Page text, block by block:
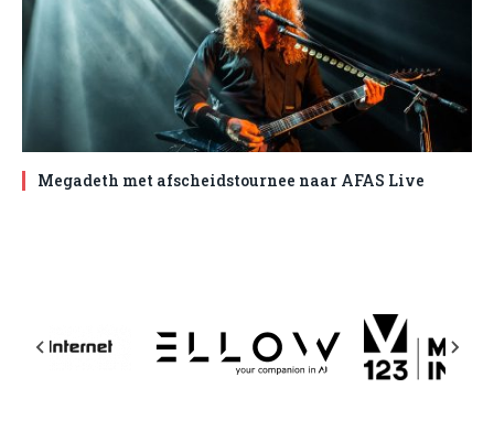
Megadeth met afscheidstournee naar AFAS Live